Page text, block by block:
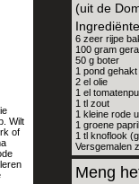
Wilt
of
(uit de
6 zeer rijpe
100 gram
50 g boter
1 pond gehakt
2 el olie
1 el
1 tl zout
1 kleine rode
1 groene
1 tl knoflook
Versgemalen
Meng